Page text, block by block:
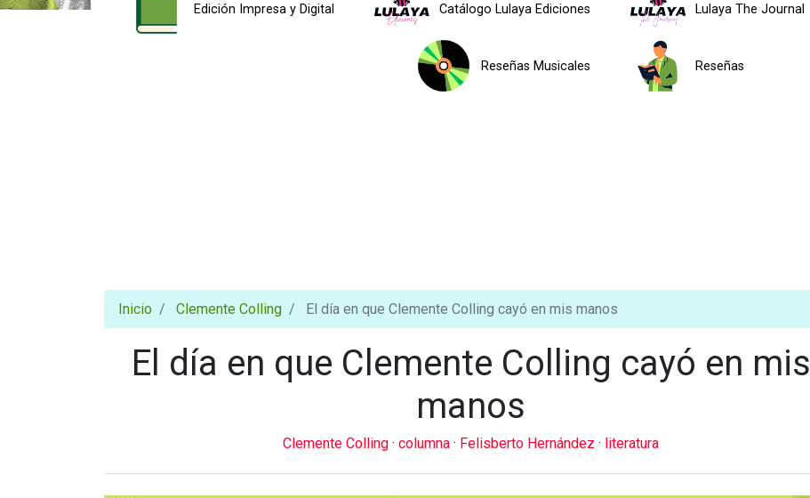
Edición Impresa y Digital Catálogo Lulaya Ediciones Lulaya The Journal
Reseñas Musicales Reseñas
Inicio Clemente Colling El día en que Clemente Colling cayó en mis manos
El día en que Clemente Colling cayó en mis
manos
Clemente Colling · columna · Felisberto Hernández · literatura